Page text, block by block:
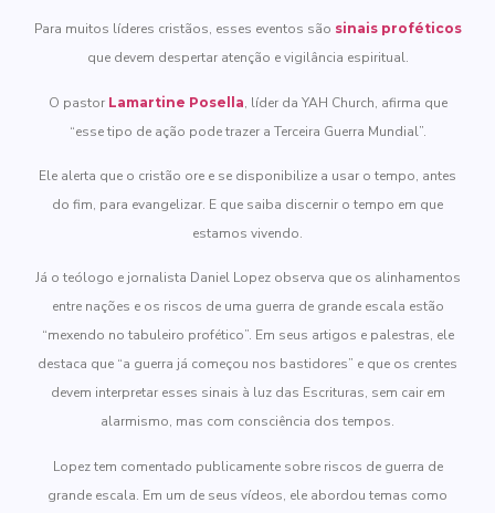
Para muitos líderes cristãos, esses eventos são sinais proféticos
que devem despertar atenção e vigilância espiritual.
O pastor Lamartine Posella, líder da YAH Church, afirma que
“esse tipo de ação pode trazer a Terceira Guerra Mundial”.
Ele alerta que o cristão ore e se disponibilize a usar o tempo, antes
do fim, para evangelizar. E que saiba discernir o tempo em que
estamos vivendo.
Já o teólogo e jornalista Daniel Lopez observa que os alinhamentos
entre nações e os riscos de uma guerra de grande escala estão
“mexendo no tabuleiro profético”. Em seus artigos e palestras, ele
destaca que “a guerra já começou nos bastidores” e que os crentes
devem interpretar esses sinais à luz das Escrituras, sem cair em
alarmismo, mas com consciência dos tempos.
Lopez tem comentado publicamente sobre riscos de guerra de
grande escala. Em um de seus vídeos, ele abordou temas como